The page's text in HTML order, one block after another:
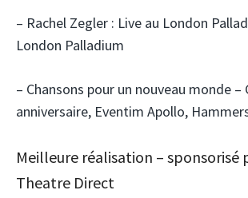
– Rachel Zegler : Live au London
London Palladium
– Chansons pour un nouveau monde –
anniversaire, Eventim Apollo,
Meilleure réalisation – sponsorisé
Theatre Direct